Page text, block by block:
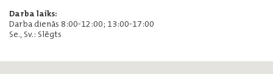
Darba laiks:
Darba dienās 8:00-12:00; 13:00-17:00
Se., Sv.: Slēgts